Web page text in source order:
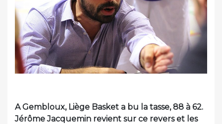
A Gembloux, Liège Basket a bu la tasse, 88 à 62.
Jérôme Jacquemin revient sur ce revers et les